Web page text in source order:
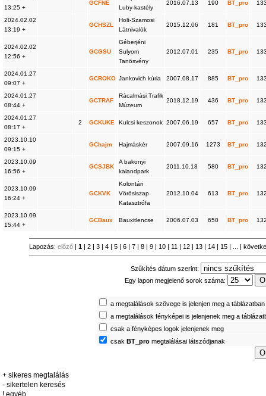
13:25 +
GCFNE
Luby-kastély
2016.07.13 190 BT_pro
2024.02.02
13:19 +
GCHSZL
Holt-Szamosi
Látnivalók
2015.12.06 181 BT_pro
2024.02.02
12:56 +
GCGSU
Géberjéni
Sulyom
Tanösvény
2012.07.01 235 BT_pro
2024.01.27
09:07 +
GCROKO Jankovich kúria 2007.08.17 885 BT_pro
2024.01.27
08:44 +
GCTRAF
Rácalmási Trafik
Múzeum
2018.12.19 436 BT_pro
2024.01.27
08:17 +
2 GCKUKE Kulcsi keszonok 2007.06.19 657 BT_pro
2023.10.10
09:15 +
GChajm Hajmáskér 2007.09.16 1273 BT_pro
2023.10.09
16:56 +
GCSJBK
A bakonyi
kalandpark
2011.10.18 580 BT_pro
2023.10.09
16:24 +
GCKVK
Kolontári
Vörösiszap
Katasztrófa
2012.10.04 613 BT_pro
2023.10.09
15:44 +
GCBaux Bauxitlencse 2006.07.03 650 BT_pro
Lapozás:előző |1 | 2 | 3 | 4 | 5 | 6 | 7 | 8 | 9 | 10 | 11 | 12 | 13 | 14 | 15 | ... |
Szűkítés dátum szerint:
Egy lapon megjelenő sorok száma:
a megtalálások szövege is jelenjen meg a táblázatban
a megtalálások fényképei is jelenjenek meg a
csak a fényképes logok jelenjenek meg
csakBT_pro megtalálásai látszódjanak
+ sikeres megtalálás
- sikertelen keresés
! egyéb